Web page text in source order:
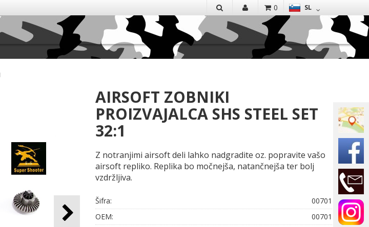
IŠČI
SL
0
AIRSOFT ZOBNIKI
PROIZVAJALCA SHS STEEL SET
32:1
Z notranjimi airsoft deli lahko nadgradite oz. popravite vašo
airsoft repliko. Replika bo močnejša, natančnejša ter bolj
vzdržljiva.
Šifra:
00701
OEM:
00701